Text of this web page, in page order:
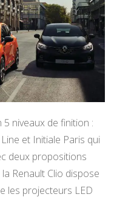
niveaux de finition :
et Initiale Paris qui
deux propositions
Renault Clio dispose
les projecteurs LED